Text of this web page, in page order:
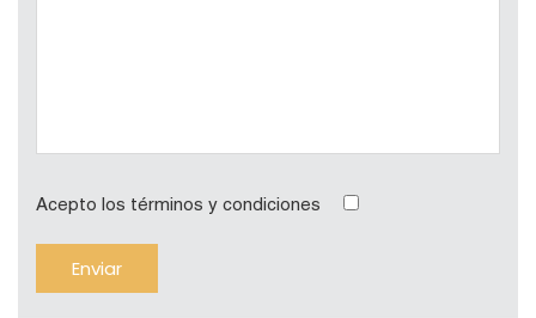
Acepto los términos y condiciones